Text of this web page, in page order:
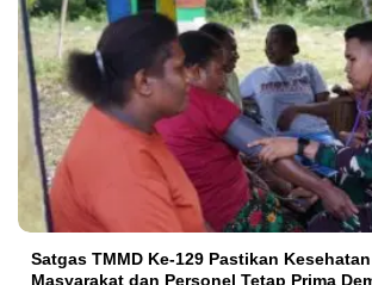
Satgas TMMD Ke-129 Pastikan
Masyarakat dan Personel Tetap Prima